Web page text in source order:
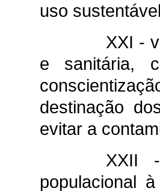
uso
XXI -
e sanitária,
destinação
evitar a
XXII
populacional